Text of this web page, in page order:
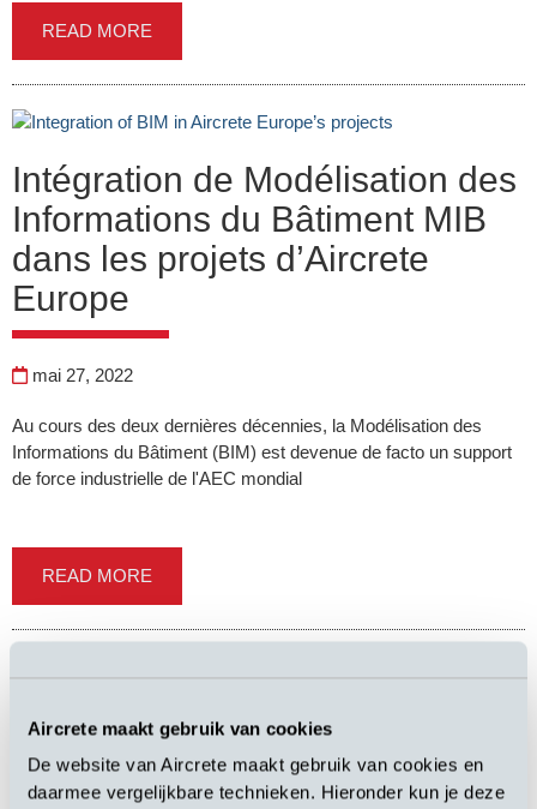
Aircrete maakt gebruik van cookies
De website van Aircrete maakt gebruik van cookies en
daarmee vergelijkbare technieken. Hieronder kun je deze
READ MORE
Intégration de Modélisation des
Informations du Bâtiment MIB
dans les projets d’Aircrete
Europe
mai 27, 2022
Au cours des deux dernières décennies, la Modélisation des
Informations du Bâtiment (BIM) est devenue de facto un support
de force industrielle de l'AEC mondial
READ MORE
Xella engage Aircrete Europe
pour ameliorer une ligne de